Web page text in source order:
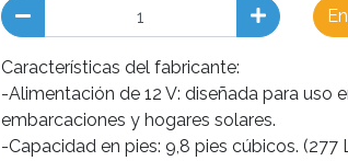
Características del fabricante:
-Alimentación de 12 V: diseñada para uso
embarcaciones y hogares solares.
-Capacidad en pies: 9,8 pies cúbicos. (277